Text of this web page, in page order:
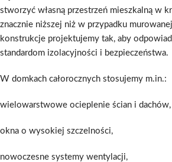
stworzyć własną przestrzeń mieszkalną w
znacznie niższej niż w przypadku
konstrukcje projektujemy tak, aby
standardom izolacyjności i bezpieczeństwa.
W domkach całorocznych stosujemy m.in.:
wielowarstwowe ocieplenie ścian i dachów,
okna o wysokiej szczelności,
nowoczesne systemy wentylacji,